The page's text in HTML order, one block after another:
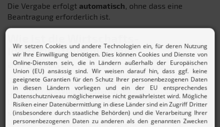
Die Vergabe erfolgt automatisch , ohne dass eine
Beantragung erforderlich ist.
Identifikationsnummer
aufgebaut?
Die Nummer besteht aus den Anfangsbuchstaben
„DE“, einer
9-stelligen Ziffernfolge (die
Umsatzsteuer-Identifikationsnummer), und einem5-
stelligen Unterscheidungsmerkmal(-00001,
-00002, usw.), dass die Branche und die einzelne